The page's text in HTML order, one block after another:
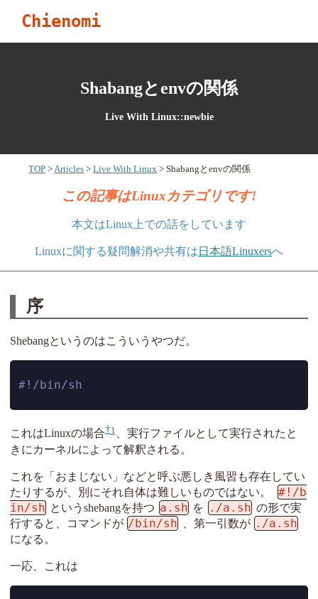
Chienomi
Shabangとenvの関係
Live With Linux::newbie
TOP Articles Live With Linux Shabangとenvの関係
この記事はLinuxカテゴリです!
本文はLinux上での話をしています
Linuxに関する疑問解消や共有は 日本語Linuxersへ
序
Shebangというのはこういうやつだ。
#!/bin/sh
これはLinuxの場合 1、実行ファイルとして実行されたと
きにカーネルによって解釈される。
これを「おまじない」などと呼ぶ悪しき風習も存在してい
たりするが、別にそれ自体は難しいものではない。
#!/b
in/sh というshebangを持つ a.sh を ./a.sh の形で実
行すると、コマンドが /bin/sh 、第一引数が ./a.sh
になる。
一応、これは